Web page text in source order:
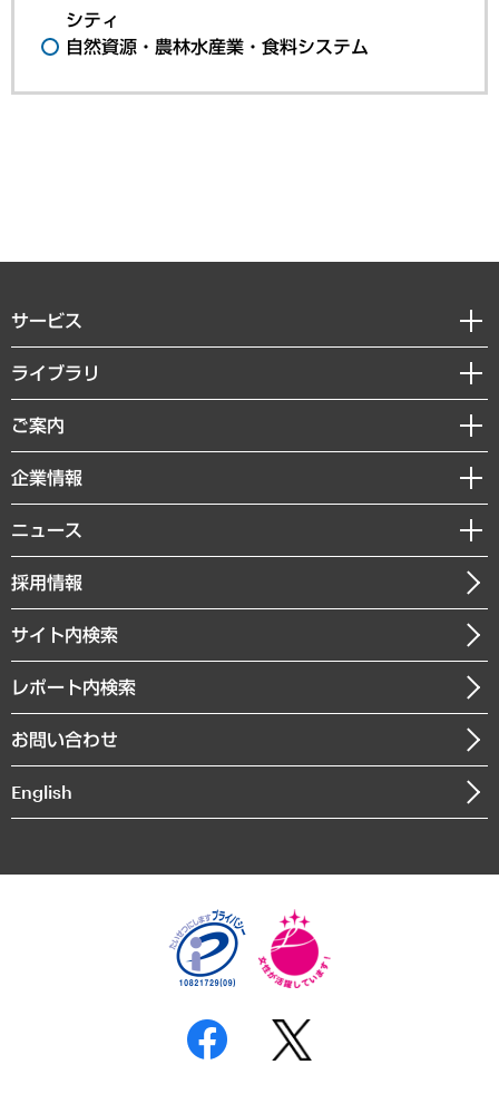
シティ
自然資源・農林水産業・食料システム
サービス
経営戦略
組織・人事戦略
デジタルイノベーション
共生・ダイバーシティ
GRC（ガバナンス・リスク・コンプライアンス）・防災（政策）
経済・産業・雇用・労働
まちづくり・観光・交通・スポーツ・スマートシティ
自然資源・農林水産業・食料システム
ライブラリ
経済調査
レポート
コラム
経営用語集
受託・受注実績（官公庁関連）
メディア掲載・出演
ご案内
セミナー・イベント情報
MUFGビジネスセミナー
受託案件情報
企業情報
私たちの想い
社長メッセージ
会社概要
沿革
組織図・本部部室紹介
インドネシア現地法人
個人情報保護方針
反社会的勢力に対する基本方針
ニュース
ニュースリリース
お知らせ
採用情報
サイト内検索
レポート内検索
お問い合わせ
English